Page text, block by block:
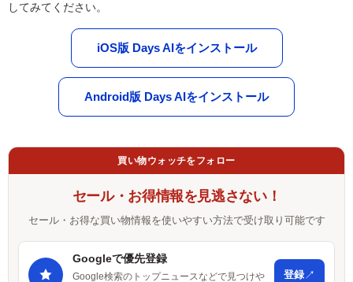
してみてください。
iOS版 Days AIをインストール
Android版 Days AIをインストール
買い物ウォッチをフォロー
セール・お得情報を見逃さない！
セール・お得な買い物情報を使いやすい方法で受け取り可能です
Googleで優先登録
Google検索のトップニュースなどで見つけや
登録↗